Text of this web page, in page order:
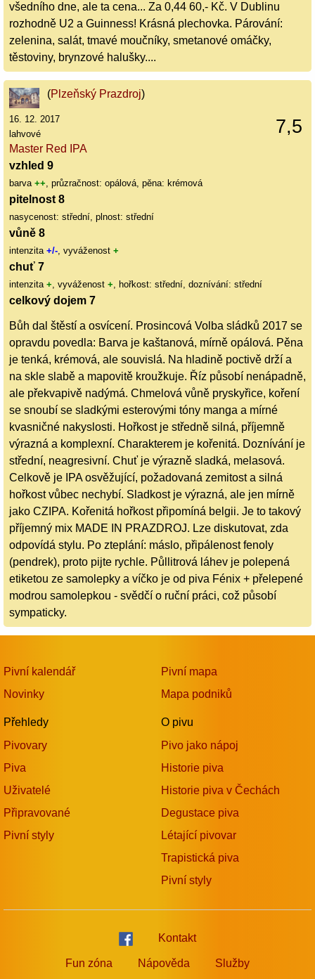
všedního dne, ale ta cena... Za 0,44 60,- Kč. V Dublinu
rozhodně U2 a Guinness! Krásná plechovka. Párování:
zelenina, salát, tmavé moučníky, smetanové omáčky,
těstoviny, brynzové halušky....
(Plzeňský Prazdroj)
7,5
16. 12. 2017
lahvové
Master Red IPA
vzhled 9
barva ++, průzračnost: opálová, pěna: krémová
pitelnost 8
nasycenost: střední, plnost: střední
vůně 8
intenzita +/-, vyváženost +
chuť 7
intenzita +, vyváženost +, hořkost: střední, doznívání: střední
celkový dojem 7
Bůh dal štěstí a osvícení. Prosincová Volba sládků 2017 se
opravdu povedla: Barva je kaštanová, mírně opálová. Pěna
je tenká, krémová, ale souvislá. Na hladině poctivě drží a
na skle slabě a mapovitě kroužkuje. Říz působí nenápadně,
ale překvapivě nadýmá. Chmelová vůně pryskyřice, koření
se snoubí se sladkými esterovými tóny manga a mírné
kvasničné nakyslosti. Hořkost je středně silná, příjemně
výrazná a komplexní. Charakterem je kořenitá. Doznívání je
střední, neagresivní. Chuť je výrazně sladká, melasová.
Celkově je IPA osvěžující, požadovaná zemitost a silná
hořkost vůbec nechybí. Sladkost je výrazná, ale jen mírně
jako CZIPA. Kořenitá hořkost připomíná belgii. Je to takový
příjemný mix MADE IN PRAZDROJ. Lze diskutovat, zda
odpovídá stylu. Po zteplání: máslo, připálenost fenoly
(pendrek), proto pijte rychle. Půllitrová láhev je polepená
etiketou ze samolepky a víčko je od piva Fénix + přelepené
modrou samolepkou - svědčí o ruční práci, což působí
sympaticky.
Pivní kalendář
Novinky
Přehledy
Pivovary
Piva
Uživatelé
Připravované
Pivní styly
Pivní mapa
Mapa podniků
O pivu
Pivo jako nápoj
Historie piva
Historie piva v Čechách
Degustace piva
Létající pivovar
Trapistická piva
Pivní styly
Kontakt
Fun zóna Nápověda Služby